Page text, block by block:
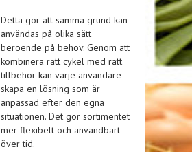
Detta gör att samma grund kan
användas på olika sätt
beroende på behov. Genom att
kombinera rätt cykel med rätt
tillbehör kan varje användare
skapa en lösning som är
anpassad efter den egna
situationen. Det gör sortimentet
mer flexibelt och användbart
över tid.